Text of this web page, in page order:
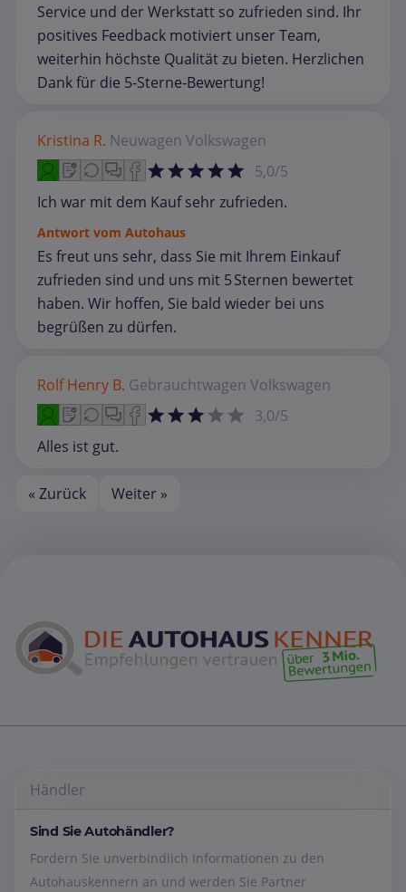
Service und der Werkstatt so zufrieden sind. Ihr
positives Feedback motiviert unser Team,
weiterhin höchste Qualität zu bieten. Herzlichen
Dank für die 5‑Sterne‑Bewertung!
Kristina R. Neuwagen Volkswagen
5,0/5
Ich war mit dem Kauf sehr zufrieden.
Antwort vom Autohaus
Es freut uns sehr, dass Sie mit Ihrem Einkauf
zufrieden sind und uns mit 5 Sternen bewertet
haben. Wir hoffen, Sie bald wieder bei uns
begrüßen zu dürfen.
Rolf Henry B. Gebrauchtwagen Volkswagen
3,0/5
Alles ist gut.
« Zurück Weiter »
Händler
Sind Sie Autohändler?
Fordern Sie unverbindlich Informationen zu den
Autohauskennern an und werden Sie Partner